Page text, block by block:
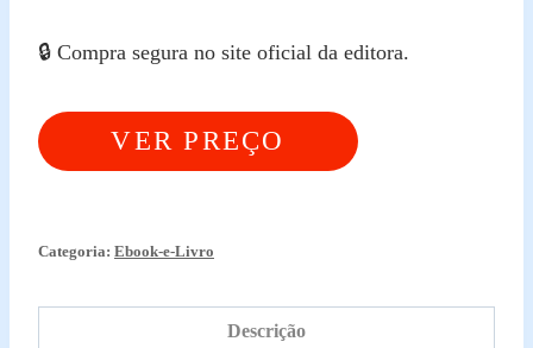
🔒 Compra segura no site oficial da editora.
VER PREÇO
Categoria: Ebook-e-Livro
Descrição